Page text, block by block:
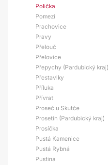
Polička
Pomezí
Prachovice
Pravy
Přelouč
Přelovice
Přepychy (Pardubický kraj)
Přestavlky
Příluka
Přívrat
Proseč u Skutče
Prosetín (Pardubický kraj)
Prosíčka
Pustá Kamenice
Pustá Rybná
Pustina